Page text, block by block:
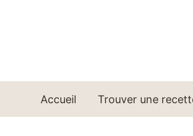
Accueil Trouver une